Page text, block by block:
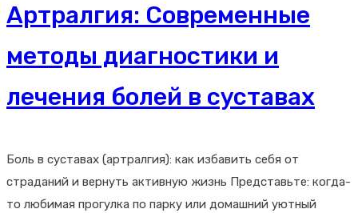
Артралгия: Современные
методы диагностики и
лечения болей в суставах
Боль в суставах (артралгия): как избавить себя от
страданий и вернуть активную жизнь Представьте: когда-
то любимая прогулка по парку или домашний уютный